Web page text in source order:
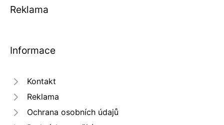
Reklama
Informace
Kontakt
Reklama
Ochrana osobních údajů